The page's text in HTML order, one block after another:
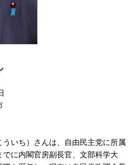
いち）さんは、自由民主党に所属
に内閣官房副長官、文部科学大